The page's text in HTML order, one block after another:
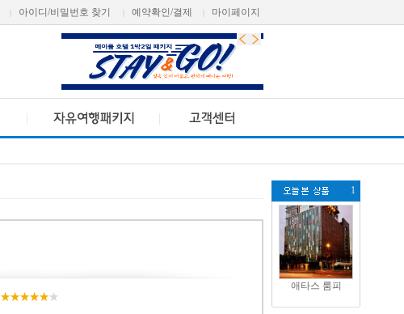
아이디/비밀번호 찾기 예약확인/결제 마이페이지
1
애타스 룸피